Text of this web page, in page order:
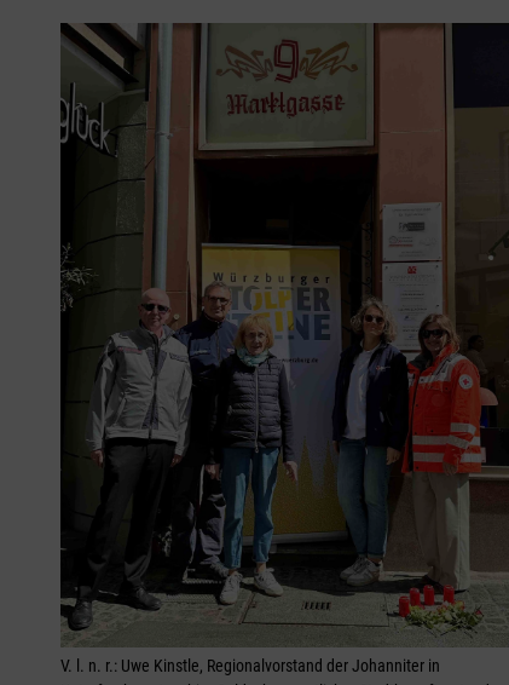
V. l. n. r.: Uwe Kinstle, Regionalvorstand der Johanniter in